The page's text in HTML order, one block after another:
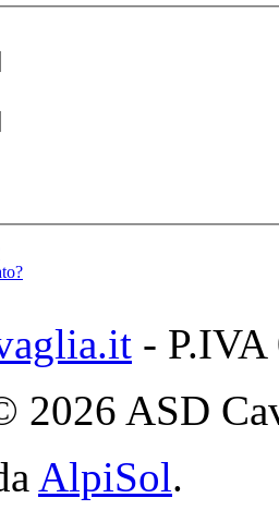
-
2026 ASD
AlpiSol.